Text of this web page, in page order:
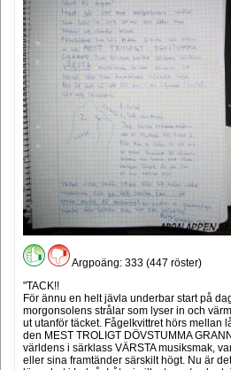
Argpoäng: 333 (447 röster)
"TACK!!
För ännu en helt jävla underbar start på
morgonsolens strålar som lyser in och
ut utanför täcket. Fågelkvittret hörs mellan
den MEST TROLIGT DÖVSTUMMA
världens i särklass VÄRSTA musiksmak,
eller sina framtänder särskilt högt. Nu är